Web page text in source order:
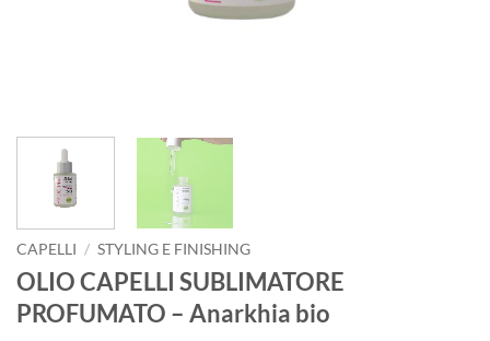
CAPELLI / STYLING E FINISHING
OLIO CAPELLI SUBLIMATORE
PROFUMATO – Anarkhia bio